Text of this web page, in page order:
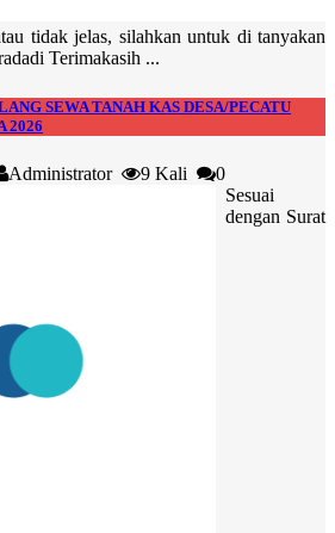
tidak jelas, silahkan untuk di tanyakan
Terimakasih ...
SEWA TANAH KAS DESA/PECATU
2026
Administrator 9 Kali
0
Sesuai
dengan Surat